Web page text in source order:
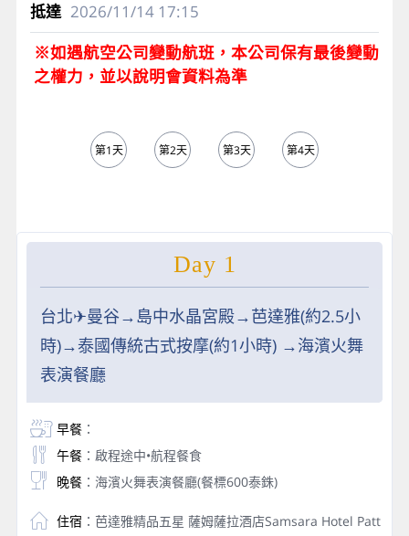
2026/11/1417:15
※如遇航空公司變動航班，本公司保有最後變動
之權力，並以說明會資料為準
第1天 第2天 第3天 第4天
Day 1
台北✈曼谷→島中水晶宮殿→芭達雅(約2.5小
時)→泰國傳統古式按摩(約1小時) →海濱火舞
表演餐廳
早餐：
午餐：啟程途中•航程餐食
晚餐：海濱火舞表演餐廳(餐標600泰銖)
住宿 ：芭達雅精品五星 薩姆薩拉酒店Samsara Hotel Patt